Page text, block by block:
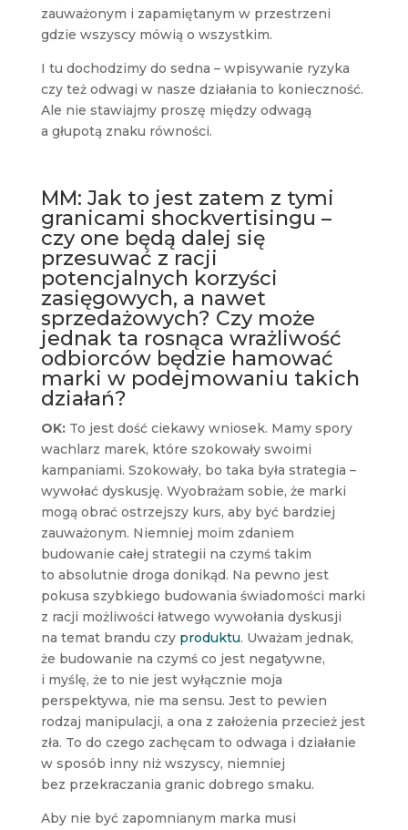
zauważonym i zapamiętanym w przestrzeni
gdzie wszyscy mówią o wszystkim.
I tu dochodzimy do sedna – wpisywanie ryzyka
czy też odwagi w nasze działania to konieczność.
Ale nie stawiajmy proszę między odwagą
a głupotą znaku równości.
MM: Jak to jest zatem z tymi
granicami shockvertisingu –
czy one będą dalej się
przesuwać z racji
potencjalnych korzyści
zasięgowych, a nawet
sprzedażowych? Czy może
jednak ta rosnąca wrażliwość
odbiorców będzie hamować
marki w podejmowaniu takich
działań?
OK:To jest dość ciekawy wniosek. Mamy spory
wachlarz marek, które szokowały swoimi
kampaniami. Szokowały, bo taka była strategia –
wywołać dyskusję. Wyobrażam sobie, że marki
mogą obrać ostrzejszy kurs, aby być bardziej
zauważonym. Niemniej moim zdaniem
budowanie całej strategii na czymś takim
to absolutnie droga donikąd. Na pewno jest
pokusa szybkiego budowania świadomości marki
z racji możliwości łatwego wywołania dyskusji
na temat brandu czy produktu. Uważam jednak,
że budowanie na czymś co jest negatywne,
i myślę, że to nie jest wyłącznie moja
perspektywa, nie ma sensu. Jest to pewien
rodzaj manipulacji, a ona z założenia przecież jest
zła. To do czego zachęcam to odwaga i działanie
w sposób inny niż wszyscy, niemniej
bez przekraczania granic dobrego smaku.
Aby nie być zapomnianym marka musi